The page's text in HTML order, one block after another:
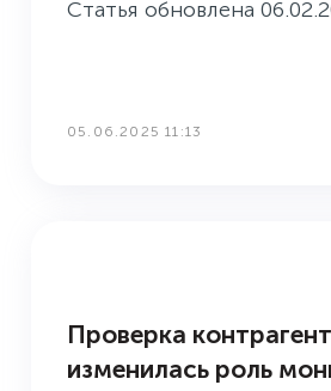
Статья обновлена
05.06.2025 11:13
Проверка
изменилась роль